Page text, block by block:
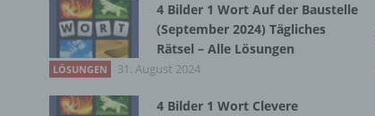
4 Bilder 1 Wort Auf der Baustelle
(September 2024) Tägliches
Rätsel – Alle Lösungen
LÖSUNGEN 31. August 2024
4 Bilder 1 Wort Clevere